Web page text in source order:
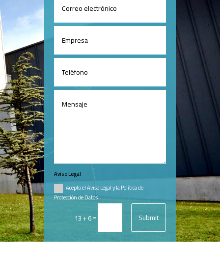
Aviso Legal
Acepto el Aviso Legal y la Política de
Protección de Datos
13 + 6= Submit